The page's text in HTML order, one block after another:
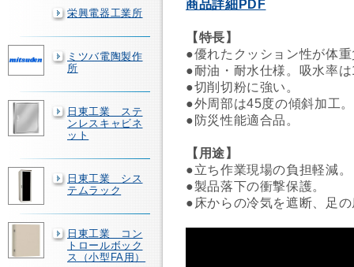
栄興電器工業所
ミツバ電陶製作
所
日東工業 ステ
ンレスキャビネ
ット
日東工業 シス
テムラック
日東工業 コン
トロールボック
ス（小型FA用）
商品詳細PDF
【特長】
●優れたクッション性が体
●耐油・耐水仕様。吸水率
●切削切粉に強い。
●外周部は45度の傾斜加工。
●防災性能適合品。
【用途】
●立ち作業現場の負担軽減。
●製品落下の衝撃保護。
●床からの冷気を遮断、足